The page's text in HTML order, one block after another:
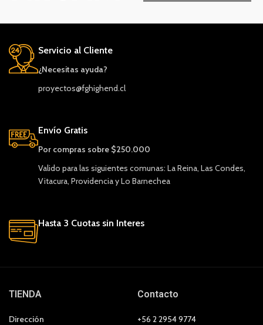
Servicio al Cliente
¿Necesitas ayuda?
proyectos@fghighend.cl
Envío Gratis
Por compras sobre $250.000
Valido para las siguientes comunas: La Reina, Las Condes,
Vitacura, Providencia y Lo Barnechea
Hasta 3 Cuotas sin Interes
TIENDA
Dirección
Contacto
+56 2 2954 9774